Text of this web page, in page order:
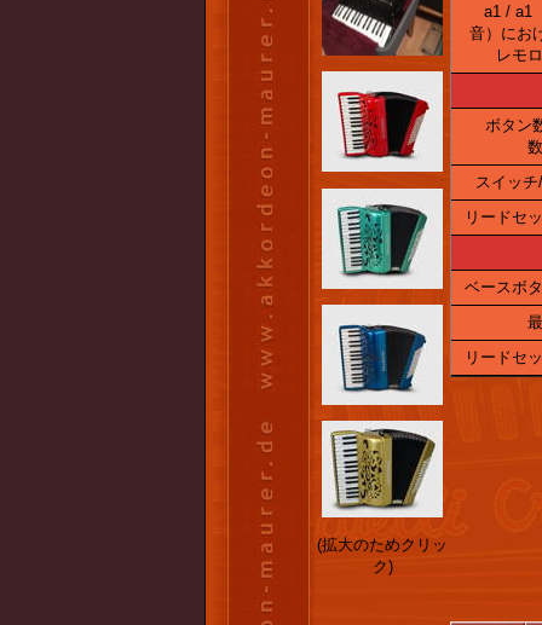
(拡大のためクリッ
ク)
a1 / a1
音）にお
レモ
ボタン
スイッ
リードセ
ベースボ
リードセ